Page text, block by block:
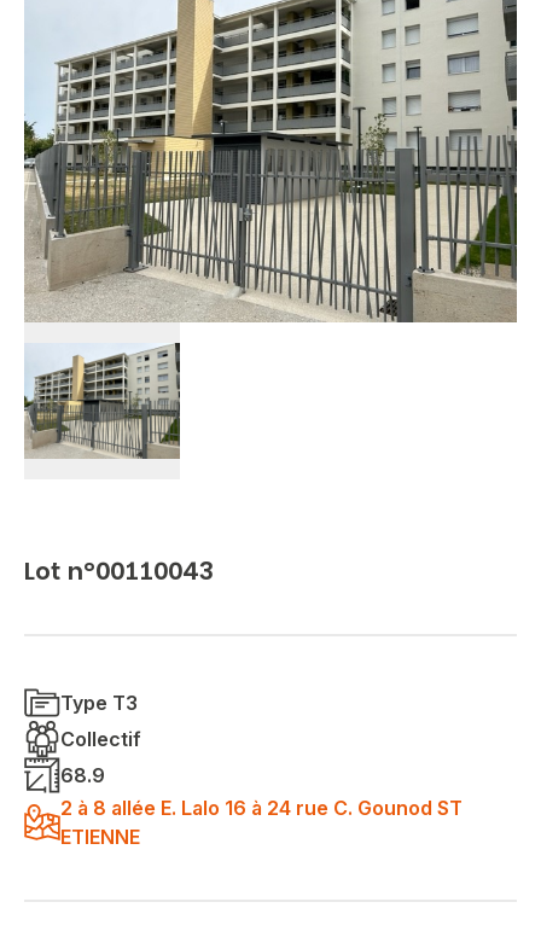
Lot n°00110043
Type T3
Collectif
68.9
2 à 8 allée E. Lalo 16 à 24 rue C. Gounod ST
ETIENNE